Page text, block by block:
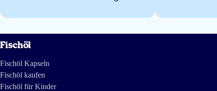
Herbert Van Rooij
Fischöl
Fischöl Kapseln
Fischöl kaufen
Fischöl für Kinder